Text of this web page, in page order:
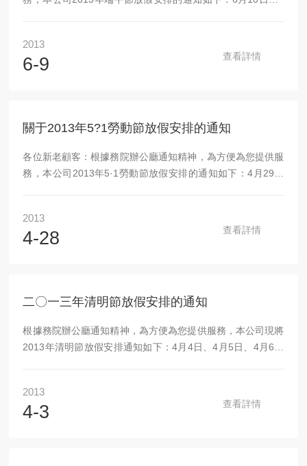
一三年六月九日
2013
6-9 查看詳情
關于2013年5?1勞動節放假安排的通知
各位新老顧客：根據務院辦公廳通知精神，為方便為您提供服
務，本公司2013年5·1勞動節放假安排的通知如下：4月29日
二十八日
2013
4-28 查看詳情
二〇一三年清明節放假安排的通知
根據務院辦公廳通知精神，為方便為您提供服務，本公司現將
2013年清明節放假安排通知如下：4月4日、4月5日、4月6日
2013
4-3 查看詳情